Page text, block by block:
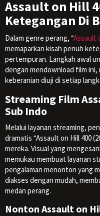
Assault on Hill
Ketegangan Di
Dalam genre perang, “Assault
memaparkan kisah penuh
pertempuran. Langkah awal
dengan mendownload film ini,
keberanian diuji di setiap
Streaming Film
Sub Indo
Melalui layanan streaming,
dramatis “Assault on Hill 400
mereka. Visual yang
memukau membuat layanan
pengalaman menonton yang
diakses dengan mudah,
medan perang.
Nonton Assault on